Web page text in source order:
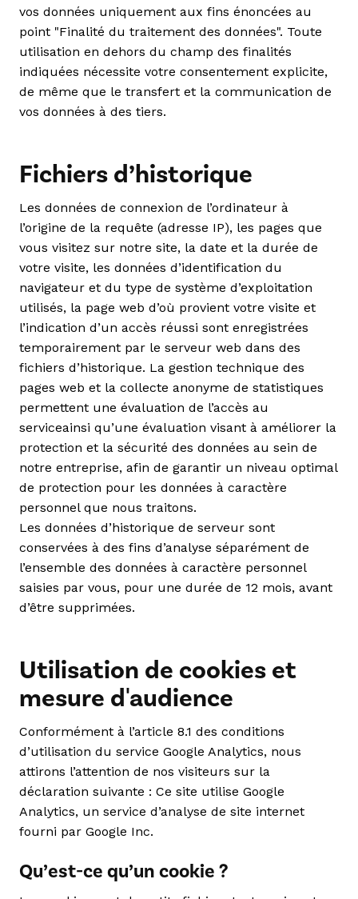
vos données uniquement aux fins énoncées au
point "Finalité du traitement des données". Toute
utilisation en dehors du champ des finalités
indiquées nécessite votre consentement explicite,
de même que le transfert et la communication de
vos données à des tiers.
Fichiers d’historique
Les données de connexion de l’ordinateur à
l’origine de la requête (adresse IP), les pages que
vous visitez sur notre site, la date et la durée de
votre visite, les données d’identification du
navigateur et du type de système d’exploitation
utilisés, la page web d’où provient votre visite et
l’indication d’un accès réussi sont enregistrées
temporairement par le serveur web dans des
fichiers d’historique. La gestion technique des
pages web et la collecte anonyme de statistiques
permettent une évaluation de l’accès au
serviceainsi qu’une évaluation visant à améliorer la
protection et la sécurité des données au sein de
notre entreprise, afin de garantir un niveau optimal
de protection pour les données à caractère
personnel que nous traitons.
Les données d’historique de serveur sont
conservées à des fins d’analyse séparément de
l’ensemble des données à caractère personnel
saisies par vous, pour une durée de 12 mois, avant
d’être supprimées.
Utilisation de cookies et
mesure d'audience
Conformément à l’article 8.1 des conditions
d’utilisation du service Google Analytics, nous
attirons l’attention de nos visiteurs sur la
déclaration suivante : Ce site utilise Google
Analytics, un service d’analyse de site internet
fourni par Google Inc.
Qu’est-ce qu’un cookie ?